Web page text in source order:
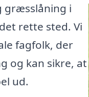
græsslåning i
rette sted. Vi
fagfolk, der
og kan sikre, at
ud.